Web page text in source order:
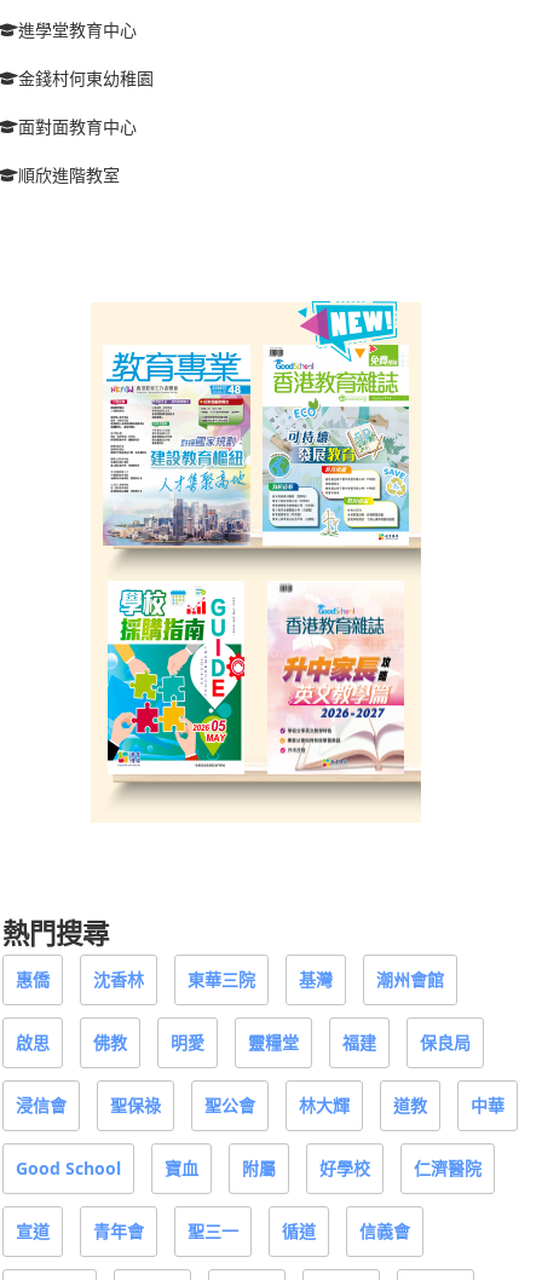
進學堂教育中心
金錢村何東幼稚園
面對面教育中心
順欣進階教室
熱門搜尋
惠僑 沈香林 東華三院 基灣 潮州會館
啟思 佛教 明愛 靈糧堂 福建 保良局
浸信會 聖保祿 聖公會 林大輝 道教 中華
Good School 寶血 附屬 好學校 仁濟醫院
宣道 青年會 聖三一 循道 信義會